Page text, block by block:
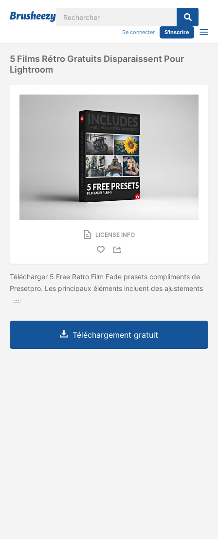
Se connecter S'inscrire
5 Films Rétro Gratuits Disparaissent Pour
Lightroom
LICENSE INFO
Télécharger 5 Free Retro Film Fade presets compliments de
Presetpro. Les principaux éléments incluent des ajustements
Téléchargement gratuit